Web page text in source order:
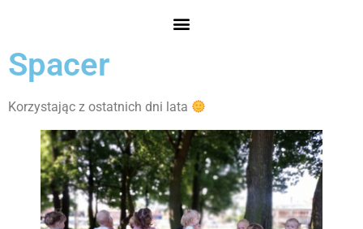
Spacer
Korzystając z ostatnich dni lata